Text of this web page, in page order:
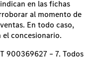
en las fichas
al momento de
En todo caso,
concesionario.
900369627 – 7. Todos